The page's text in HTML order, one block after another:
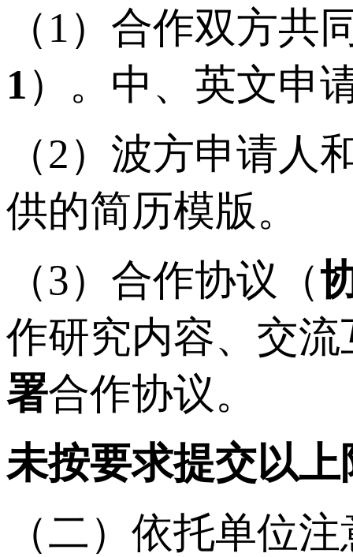
（1）合作双方共
1）。中、英文申
（2）波方申请
供的简历模版。
（3）合作协议（
作研究内容、交
署合作协议。
未按要求提交以
（二）依托单位